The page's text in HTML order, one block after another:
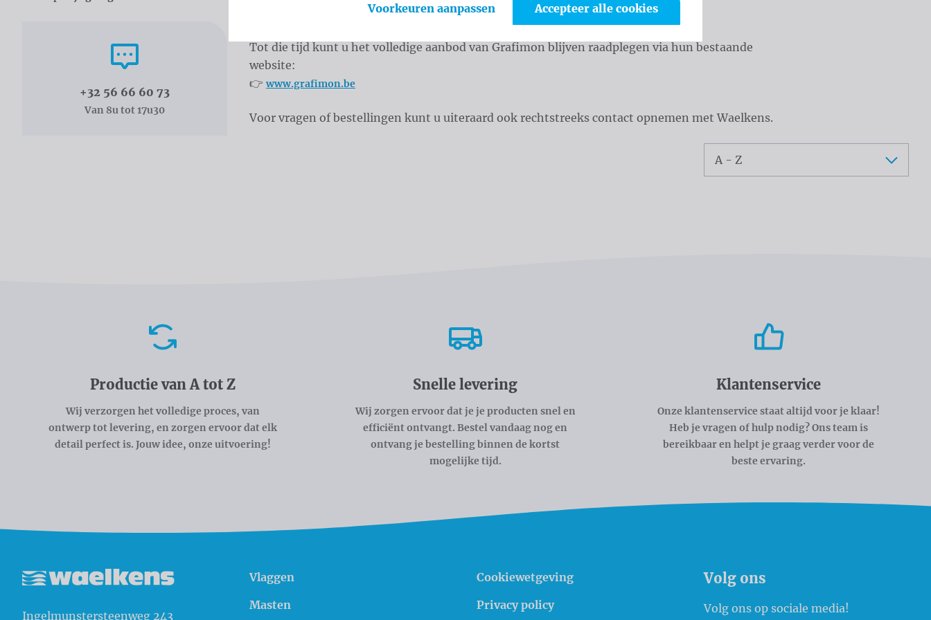
Bel ons
+32 56 66 60 73
Van 8u tot 17u30
volledig geïntegreerd zijn.
Tot die tijd kunt u het volledige aanbod van Grafimon blijven raadplegen via hun bestaande
website:
👉www.grafimon.be
Voor vragen of bestellingen kunt u uiteraard ook rechtstreeks contact opnemen met Waelkens.
Sorteer
Productie van A tot Z
Wij verzorgen het volledige proces, van
ontwerp tot levering, en zorgen ervoor dat elk
detail perfect is. Jouw idee, onze uitvoering!
Snelle levering
Wij zorgen ervoor dat je je producten snel en
efficiënt ontvangt. Bestel vandaag nog en
ontvang je bestelling binnen de kortst
mogelijke tijd.
Klantenservice
Onze klantenservice staat altijd voor je klaar!
Heb je vragen of hulp nodig? Ons team is
bereikbaar en helpt je graag verder voor de
beste ervaring.
Ingelmunstersteenweg 243
Vlaggen
Masten
Cookiewetgeving
Privacy policy
Volg ons
Volg ons op sociale media!
Voorkeuren aanpassen Accepteer alle cookies